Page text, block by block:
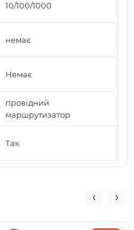
10/100/1000
немає
Немає
провідний
маршрутизатор
Так